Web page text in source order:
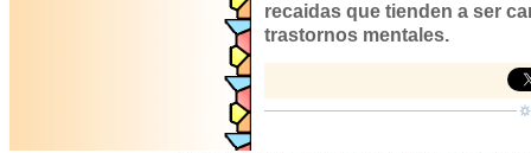
recaidas que tienden a ser
trastornos mentales.